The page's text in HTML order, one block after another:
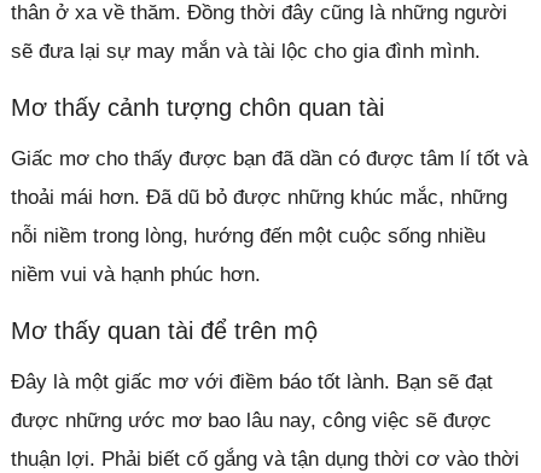
thân ở xa về thăm. Đồng thời đây cũng là những người
sẽ đưa lại sự may mắn và tài lộc cho gia đình mình.
Mơ thấy cảnh tượng chôn quan tài
Giấc mơ cho thấy được bạn đã dần có được tâm lí tốt và
thoải mái hơn. Đã dũ bỏ được những khúc mắc, những
nỗi niềm trong lòng, hướng đến một cuộc sống nhiều
niềm vui và hạnh phúc hơn.
Mơ thấy quan tài để trên mộ
Đây là một giấc mơ với điềm báo tốt lành. Bạn sẽ đạt
được những ước mơ bao lâu nay, công việc sẽ được
thuận lợi. Phải biết cố gắng và tận dụng thời cơ vào thời